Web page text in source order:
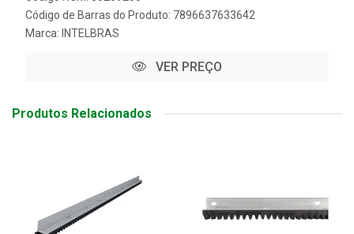
Código de Barras do Produto: 7896637633642
Marca: INTELBRAS
VER PREÇO
Produtos Relacionados